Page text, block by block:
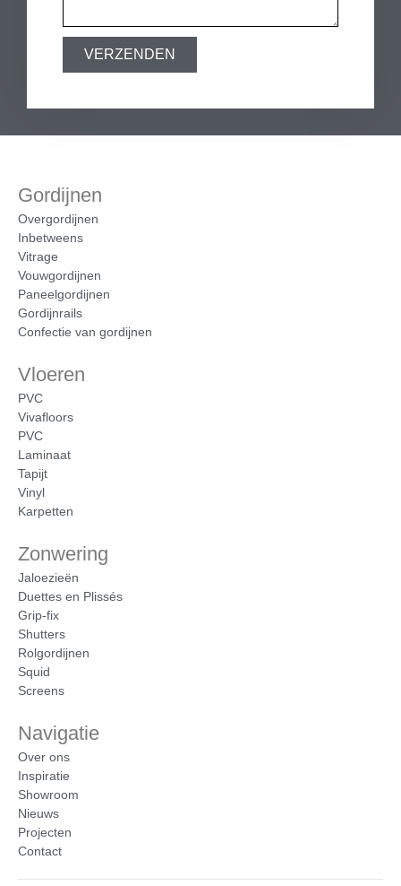
VERZENDEN
Gordijnen
Overgordijnen
Inbetweens
Vitrage
Vouwgordijnen
Paneelgordijnen
Gordijnrails
Confectie van gordijnen
Vloeren
PVC
Vivafloors
PVC
Laminaat
Tapijt
Vinyl
Karpetten
Zonwering
Jaloezieën
Duettes en Plissés
Grip-fix
Shutters
Rolgordijnen
Squid
Screens
Navigatie
Over ons
Inspiratie
Showroom
Nieuws
Projecten
Contact